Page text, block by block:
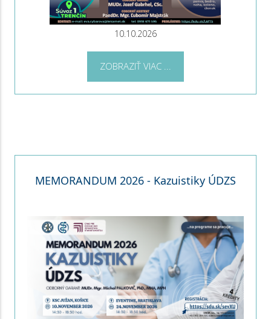
10.10.2026
ZOBRAZIŤ VIAC ...
MEMORANDUM 2026 - Kazuistiky ÚDZS